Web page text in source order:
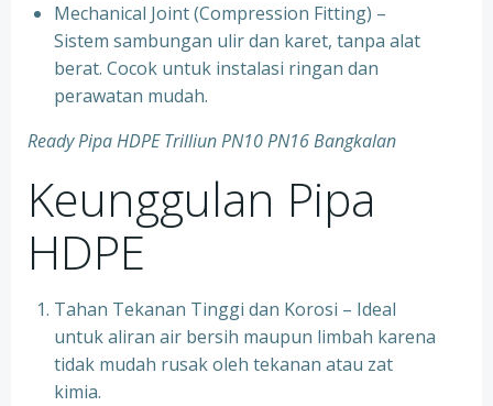
Mechanical Joint (Compression Fitting) –
Sistem sambungan ulir dan karet, tanpa alat
berat. Cocok untuk instalasi ringan dan
perawatan mudah.
Ready Pipa HDPE Trilliun PN10 PN16 Bangkalan
Keunggulan Pipa
HDPE
Tahan Tekanan Tinggi dan Korosi – Ideal
untuk aliran air bersih maupun limbah karena
tidak mudah rusak oleh tekanan atau zat
kimia.